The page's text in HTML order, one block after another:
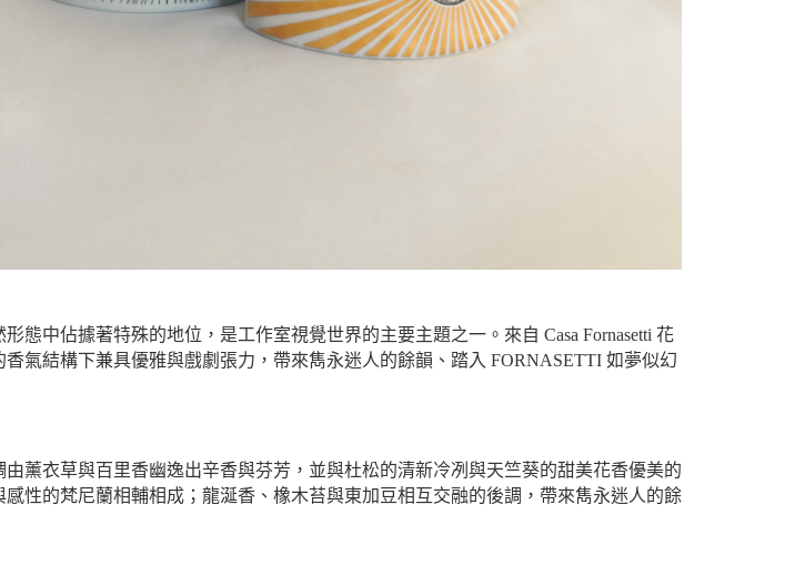
態中佔據著特殊的地位​，是工作室視覺世界的主要主題之一。​來自 Casa Fornasetti 花
氣結構下兼具優雅與戲劇張力，帶來雋永迷人的餘韻、踏入 FORNASETTI 如夢似幻
薰衣草與百里香幽逸出辛香與芬芳，並與杜松的清新冷冽與天竺葵的甜美花香優美的
性的梵尼蘭相輔相成；龍涎香、橡木苔與東加豆相互交融的後調，帶來雋永迷人的餘